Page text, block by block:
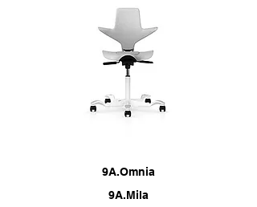
9A.Omnia
9A.Mila